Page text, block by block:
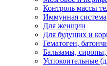
Контроль массы
Иммунная система
Для женщин
Для будущих и
Гематоген,
Бальзамы, сиропы,
Успокоительные